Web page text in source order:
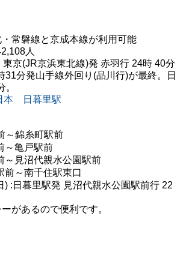
常磐線と京成本線が利用可能
人
東京(JR京浜東北線)発 赤羽行 24時 40分
31分発山手線外回り(品川行)が最終。日
本 日暮里駅
～錦糸町駅前
～亀戸駅前
～見沼代親水公園駅前
前～南千住駅東口
) :日暮里駅発 見沼代親水公園駅前行 22
があるので便利です。